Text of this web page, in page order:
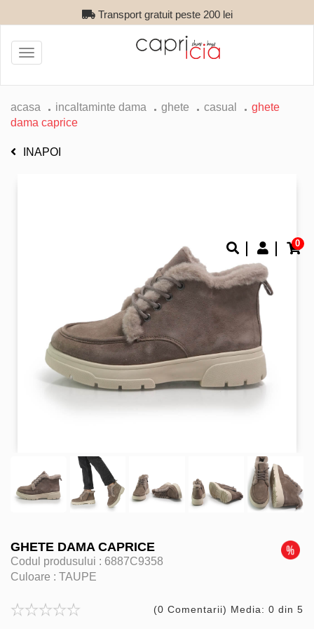
Transport gratuit peste 200 lei
0
Toggle
navigation
acasa incaltaminte dama ghete casual
ghete
dama caprice
INAPOI
GHETE DAMA CAPRICE
Codul produsului : 6887C9358
Culoare : TAUPE
(0 Comentarii) Media: 0 din 5